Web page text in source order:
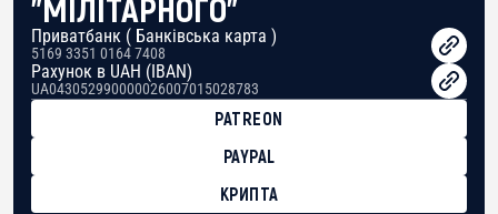
Приватбанк ( Банківська карта )
5169 3351 0164 7408
Рахунок в UAH (IBAN)
UA043052990000026007015028783
PATREON
PAYPAL
КРИПТА